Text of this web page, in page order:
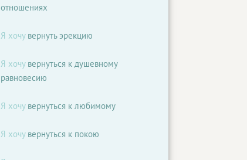
отношениях
Я хочувернуть эрекцию
Я хочувернуться к душевному
равновесию
Я хочувернуться к любимому
Я хочувернуться к покою